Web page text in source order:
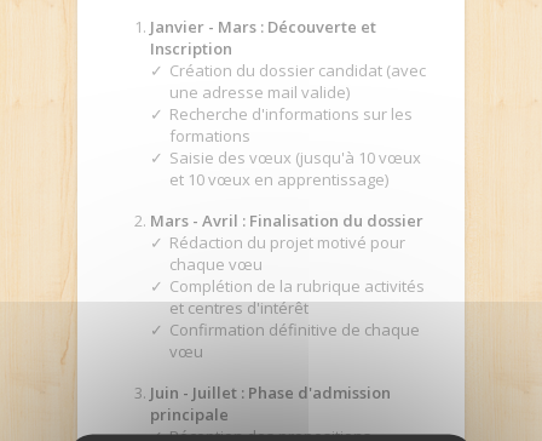
Janvier - Mars : Découverte et
Inscription
Création du dossier candidat (avec
une adresse mail valide)
Recherche d'informations sur les
formations
Saisie des vœux (jusqu'à 10 vœux
et 10 vœux en apprentissage)
Mars - Avril : Finalisation du dossier
Rédaction du projet motivé pour
chaque vœu
Complétion de la rubrique activités
et centres d'intérêt
Confirmation définitive de chaque
vœu
Juin - Juillet : Phase d'admission
principale
Réception des propositions